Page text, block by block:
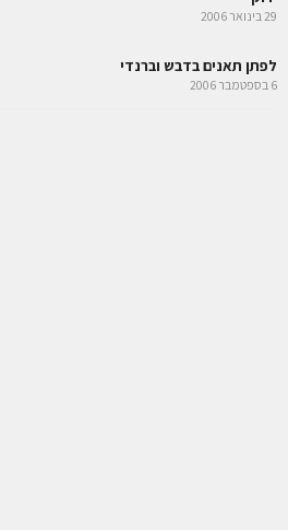
29 בינואר 2006
לפתן תאנים בדבש וברנדי
6 בספטמבר 2006